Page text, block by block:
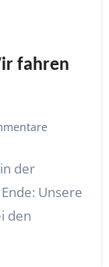
fahren
der
Unsere
den